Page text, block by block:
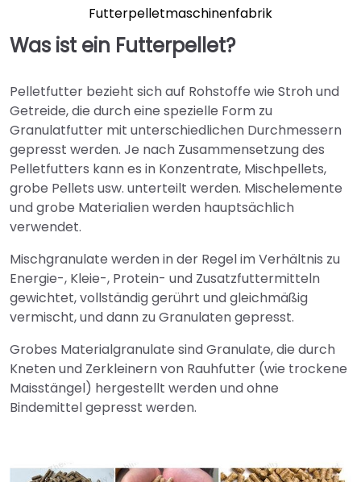
Futterpelletmaschinenfabrik
Was ist ein Futterpellet?
Pelletfutter bezieht sich auf Rohstoffe wie Stroh und
Getreide, die durch eine spezielle Form zu
Granulatfutter mit unterschiedlichen Durchmessern
gepresst werden. Je nach Zusammensetzung des
Pelletfutters kann es in Konzentrate, Mischpellets,
grobe Pellets usw. unterteilt werden. Mischelemente
und grobe Materialien werden hauptsächlich
verwendet.
Mischgranulate werden in der Regel im Verhältnis zu
Energie-, Kleie-, Protein- und Zusatzfuttermitteln
gewichtet, vollständig gerührt und gleichmäßig
vermischt, und dann zu Granulaten gepresst.
Grobes Materialgranulate sind Granulate, die durch
Kneten und Zerkleinern von Rauhfutter (wie trockene
Maisstängel) hergestellt werden und ohne
Bindemittel gepresst werden.